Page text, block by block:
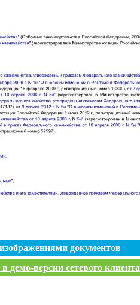
документов
демо-версии сетевого клиента